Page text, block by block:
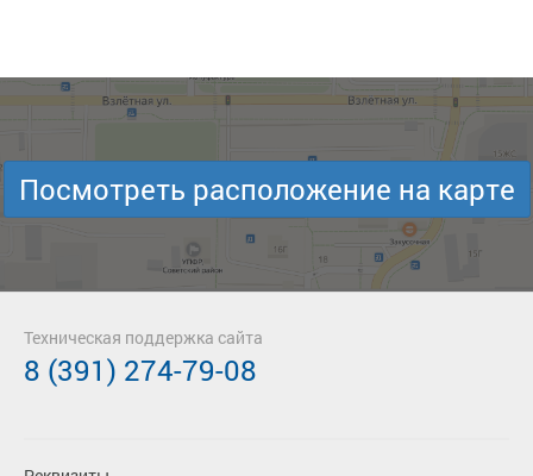
Посмотреть расположение на карте
Техническая поддержка сайта
8 (391) 274-79-08